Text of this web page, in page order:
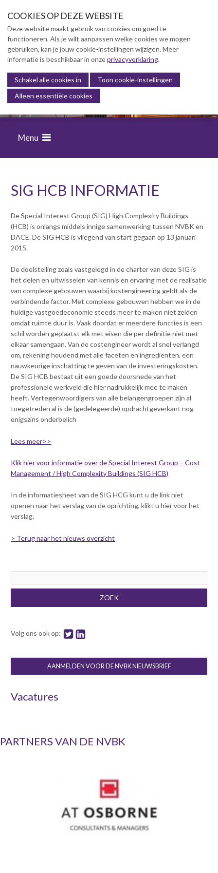
o
a
v
i
g
t
i
o
n
J
u
m
p
t
o
m
a
i
n
c
n
e
n
FINANCIËLE BEHEERSING VAN
BOUWPROJECTEN
Menu
SIG HCB INFORMATIE
De Special Interest Group (SIG) High Complexity Buildings
(HCB) is onlangs middels innige samenwerking tussen NVBK en
DACE. De SIG HCB is vliegend van start gegaan op 13 januari
2015.
De doelstelling zoals vastgelegd in de charter van deze SIG is
het delen en uitwisselen van kennis en ervaring met de realisatie
van complexe gebouwen waarbij kostengineering geldt als de
verbindende factor. Met complexe gebouwen hebben we in de
huidige vastgoedeconomie steeds meer te maken niet zelden
omdat ruimte duur is. Vaak doordat er meerdere functies is een
schil worden geplaatst elk met eisen die per definitie niet met
elkaar samengaan. Van de costengineer wordt al snel verlangd
om, rekening houdend met alle faceten en ingredienten, een
nauwkeurige inschatting te geven van de investeringskosten.
De SIG HCB bestaat uit een goede doorsnede van het
professionele werkveld die hier nadrukkelijk mee te maken
heeft. Vertegenwoordigers van alle belangengroepen zijn al
toegetreden al is de (gedelegeerde) opdrachtgeverkant nog
enigszins onderbelich
Lees meer>>
Klik hier voor informatie over de Special Interest Group – Cost
Management / High Complexity Buildings (SIG HCB)
In de informatiesheet van de SIG HCG kunt u de link niet
openen naar het verslag van de oprichting, klikt u hier voor het
verslag.
> Terug naar het nieuws overzicht
ZOEK
Volg ons ook op:
AANMELDEN VOOR DE NVBK NIEUWSBRIEF
Vacatures
PARTNERS VAN DE NVBK
Over NVBK
NVBK Leden
NVBK leden
Zoek een kostendeskundige
Zoek een bureau
(SIG)
Lidmaatschap
Kennisbank
Opleiding & Carrière
Actualiteit
Contact
Inloggen mijn NVBK
Contact
Zoek
COOKIES OP DEZE WEBSITE
Deze website maakt gebruik van cookies om goed te
functioneren. Als je wilt aanpassen welke cookies we mogen
gebruiken, kan je jouw cookie-instellingen wijzigen. Meer
informatie is beschikbaar in onzeprivacyverklaring.
Schakel alle cookies in
Toon cookie-instellingen
Alleen essentiële cookies